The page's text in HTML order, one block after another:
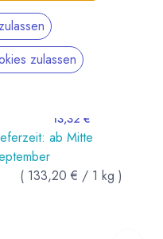
Marzipankugeln ca.
Marzipan mit besonders
hohem Mandelanteil (55%).
13,32 €
ab Mitte
( 133,20 € / 1 kg )
zulassen